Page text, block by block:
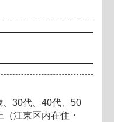
30代、40代、50
江東区内在住・